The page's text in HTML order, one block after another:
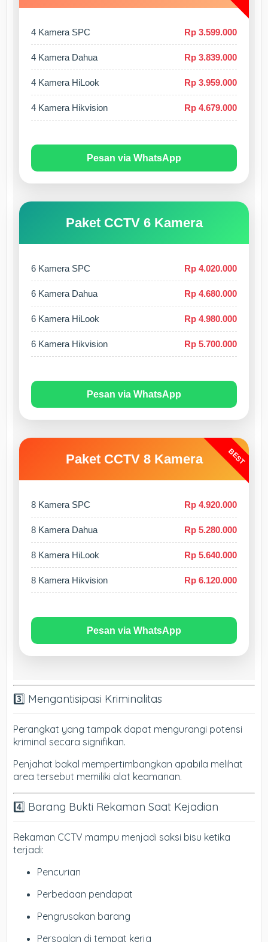
4 Kamera SPC Rp 3.599.000
4 Kamera Dahua Rp 3.839.000
4 Kamera HiLook Rp 3.959.000
4 Kamera Hikvision Rp 4.679.000
Pesan via WhatsApp
Paket CCTV 6 Kamera
6 Kamera SPC Rp 4.020.000
6 Kamera Dahua Rp 4.680.000
6 Kamera HiLook Rp 4.980.000
6 Kamera Hikvision Rp 5.700.000
Pesan via WhatsApp
BEST
Paket CCTV 8 Kamera
8 Kamera SPC Rp 4.920.000
8 Kamera Dahua Rp 5.280.000
8 Kamera HiLook Rp 5.640.000
8 Kamera Hikvision Rp 6.120.000
Pesan via WhatsApp
3️⃣ Mengantisipasi Kriminalitas
Perangkat yang tampak dapat mengurangi potensi
kriminal secara signifikan.
Penjahat bakal mempertimbangkan apabila melihat
area tersebut memiliki alat keamanan.
4️⃣ Barang Bukti Rekaman Saat Kejadian
Rekaman CCTV mampu menjadi saksi bisu ketika
terjadi:
Pencurian
Perbedaan pendapat
Pengrusakan barang
Persoalan di tempat kerja